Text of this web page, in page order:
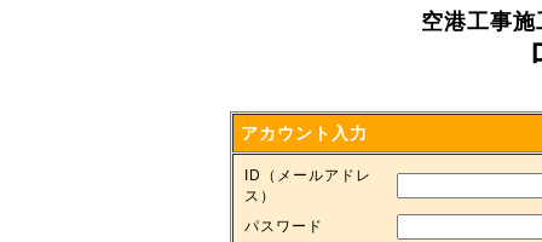
空港工事
アカウント入力
ID（メールアドレ
ス）
パスワード